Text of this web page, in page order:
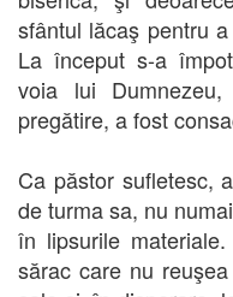
sfântul lăcaş pentru
La început s-a
voia lui
pregătire, a fost
Ca păstor sufletesc,
de turma sa, nu
în lipsurile
sărac care nu